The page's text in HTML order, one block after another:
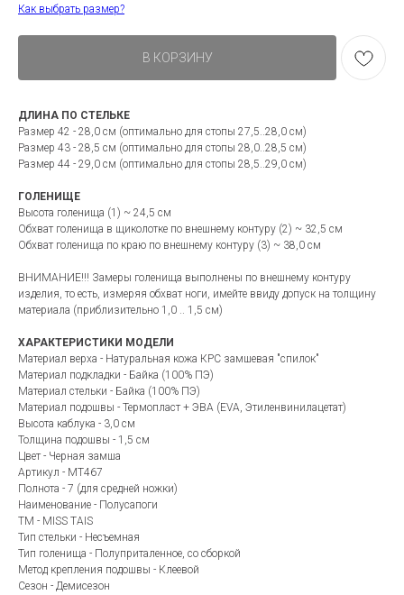
Как выбрать размер?
В КОРЗИНУ
ДЛИНА ПО СТЕЛЬКЕ
Размер 42 - 28,0 см (оптимально для стопы 27,5..28,0 см)
Размер 43 - 28,5 см (оптимально для стопы 28,0..28,5 см)
Размер 44 - 29,0 см (оптимально для стопы 28,5..29,0 см)
ГОЛЕНИЩЕ
Высота голенища (1) ~ 24,5 см
Обхват голенища в щиколотке по внешнему контуру (2) ~ 32,5 см
Обхват голенища по краю по внешнему контуру (3) ~ 38,0 см
ВНИМАНИЕ!!! Замеры голенища выполнены по внешнему контуру
изделия, то есть, измеряя обхват ноги, имейте ввиду допуск на толщину
материала (приблизительно 1,0 .. 1,5 см)
ХАРАКТЕРИСТИКИ МОДЕЛИ
Материал верха - Натуральная кожа КРС замшевая "спилок"
Материал подкладки - Байка (100% ПЭ)
Материал стельки - Байка (100% ПЭ)
Материал подошвы - Термопласт + ЭВА (EVA, Этиленвинилацетат)
Высота каблука - 3,0 см
Толщина подошвы - 1,5 см
Цвет - Черная замша
Артикул - MT467
Полнота - 7 (для средней ножки)
Наименование - Полусапоги
ТМ - MISS TAIS
Тип стельки - Несъемная
Тип голенища - Полуприталенное, со сборкой
Метод крепления подошвы - Клеевой
Сезон - Демисезон